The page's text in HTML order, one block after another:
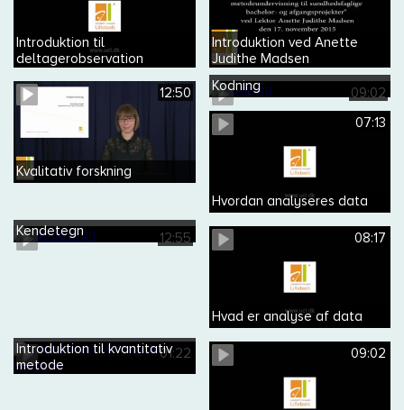
Introduktion til
deltagerobservation
Introduktion ved Anette
Judithe Madsen
12:50
Kvalitativ forskning
09:02
Kodning
07:13
Hvordan analyseres data
12:55
Kendetegn 08:17
Hvad er analyse af data
01:22
Introduktion til kvantitativ
metode
09:02